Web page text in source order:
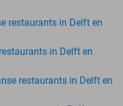
restaurants in Delft en
in Delft en
restaurants in Delft en